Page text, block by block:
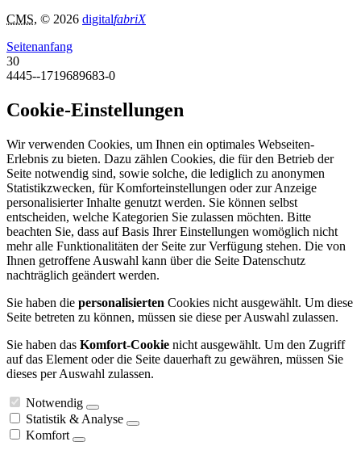
CMS, © 2026 digitalfabriX
Seitenanfang
30
4445--1719689683-0
Cookie-Einstellungen
Wir verwenden Cookies, um Ihnen ein optimales Webseiten-
Erlebnis zu bieten. Dazu zählen Cookies, die für den Betrieb der
Seite notwendig sind, sowie solche, die lediglich zu anonymen
Statistikzwecken, für Komforteinstellungen oder zur Anzeige
personalisierter Inhalte genutzt werden. Sie können selbst
entscheiden, welche Kategorien Sie zulassen möchten. Bitte
beachten Sie, dass auf Basis Ihrer Einstellungen womöglich nicht
mehr alle Funktionalitäten der Seite zur Verfügung stehen. Die von
Ihnen getroffene Auswahl kann über die Seite Datenschutz
nachträglich geändert werden.
Sie haben die personalisierten Cookies nicht ausgewählt. Um diese
Seite betreten zu können, müssen sie diese per Auswahl zulassen.
Sie haben das Komfort-Cookie nicht ausgewählt. Um den Zugriff
auf das Element oder die Seite dauerhaft zu gewähren, müssen Sie
dieses per Auswahl zulassen.
Notwendig
Statistik & Analyse
Komfort